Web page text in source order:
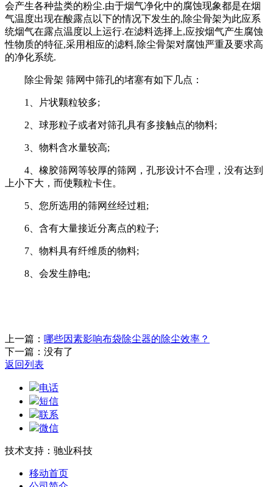
会产生各种盐类的粉尘.由于烟气净化中的腐蚀现象都是在烟
气温度出现在酸露点以下的情况下发生的,除尘骨架为此应系
统烟气在露点温度以上运行.在滤料选择上,应按烟气产生腐蚀
性物质的特征,采用相应的滤料,除尘骨架对腐蚀严重及要求高
的净化系统.
除尘骨架 筛网中筛孔的堵塞有如下几点：
1、片状颗粒较多;
2、球形粒子或者对筛孔具有多接触点的物料;
3、物料含水量较高;
4、橡胶筛网等较厚的筛网，孔形设计不合理，没有达到
上小下大，而使颗粒卡住。
5、您所选用的筛网丝经过粗;
6、含有大量接近分离点的粒子;
7、物料具有纤维质的物料;
8、会发生静电;
上一篇： 哪些因素影响布袋除尘器的除尘效率？
下一篇：没有了
返回列表
电话
短信
联系
微信
技术支持：驰业科技
移动首页